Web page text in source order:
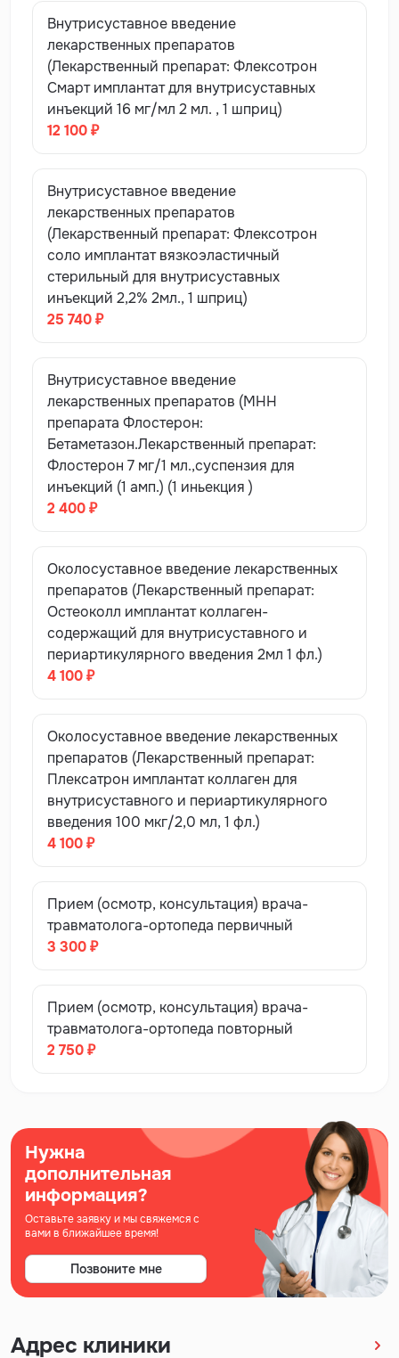
Внутрисуставное введение
лекарственных препаратов
(Лекарственный препарат: Флексотрон
Смарт имплантат для внутрисуставных
инъекций 16 мг/мл 2 мл. , 1 шприц)
12 100 ₽
Внутрисуставное введение
лекарственных препаратов
(Лекарственный препарат: Флексотрон
соло имплантат вязкоэластичный
стерильный для внутрисуставных
инъекций 2,2% 2мл., 1 шприц)
25 740 ₽
Внутрисуставное введение
лекарственных препаратов (МНН
препарата Флостерон:
Бетаметазон.Лекарственный препарат:
Флостерон 7 мг/1 мл.,суспензия для
инъекций (1 амп.) (1 иньекция )
2 400 ₽
Околосуставное введение лекарственных
препаратов (Лекарственный препарат:
Остеоколл имплантат коллаген-
содержащий для внутрисуставного и
периартикулярного введения 2мл 1 фл.)
4 100 ₽
Околосуставное введение лекарственных
препаратов (Лекарственный препарат:
Плексатрон имплантат коллаген для
внутрисуставного и периартикулярного
введения 100 мкг/2,0 мл, 1 фл.)
4 100 ₽
Прием (осмотр, консультация) врача-
травматолога-ортопеда первичный
3 300 ₽
Прием (осмотр, консультация) врача-
травматолога-ортопеда повторный
2 750 ₽
Нужна
дополнительная
информация?
Оставьте заявку и мы свяжемся с
вами в ближайшее время!
Позвоните мне
Адрес клиники